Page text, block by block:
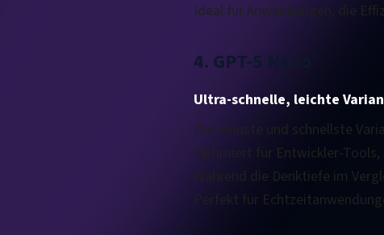
Ideal für Anwendungen, die
4. GPT-5 Nano
Ultra-schnelle, leichte
Die kleinste und schnellste
Optimiert für Entwickler-
Während die Denktiefe im
Perfekt für